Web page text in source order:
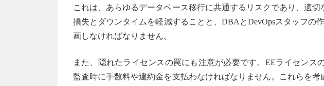
これは、あらゆるデータベース移行に共通するリスクであり、適
損失とダウンタイムを軽減することと、DBAとDevOpsスタッフの
画しなければなりません。
また、隠れたライセンスの罠にも注意が必要です。EEライセンス
監査時に手数料や違約金を支払わなければなりません。これらを